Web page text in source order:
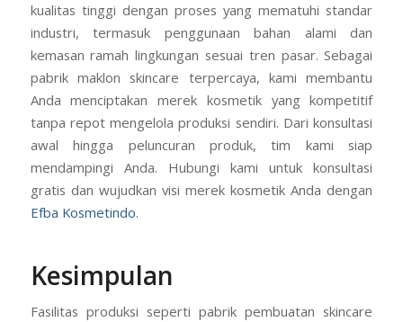
kualitas tinggi dengan proses yang mematuhi standar
industri, termasuk penggunaan bahan alami dan
kemasan ramah lingkungan sesuai tren pasar. Sebagai
pabrik maklon skincare terpercaya, kami membantu
Anda menciptakan merek kosmetik yang kompetitif
tanpa repot mengelola produksi sendiri. Dari konsultasi
awal hingga peluncuran produk, tim kami siap
mendampingi Anda. Hubungi kami untuk konsultasi
gratis dan wujudkan visi merek kosmetik Anda dengan
Efba Kosmetindo.
Kesimpulan
Fasilitas produksi seperti pabrik pembuatan skincare